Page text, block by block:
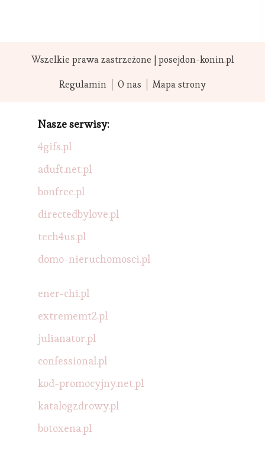
Wszelkie prawa zastrzeżone | posejdon-konin.pl
Regulamin
O nas Mapa strony
Nasze serwisy:
4gifs.pl
aduft.net.pl
bonfree.pl
directedbylove.pl
tech4us.pl
domo-nieruchomosci.pl
ener-chi.pl
extrememt2.pl
julianator.pl
confessional.pl
kod-promocyjny.net.pl
katalogzdrowy.pl
botoxena.pl